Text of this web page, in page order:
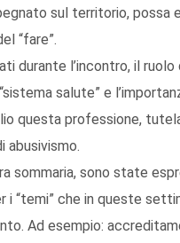
sul territorio, possa
“fare”.
durante l’incontro, il ruolo
salute” e
questa professione,
abusivismo.
sommaria, sono state
i “temi” che in queste
Ad esempio: